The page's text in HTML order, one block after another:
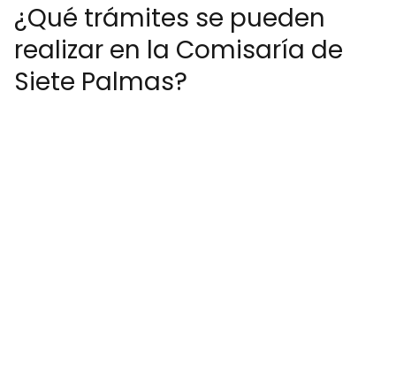
¿Qué trámites se pueden
realizar en la Comisaría de
Siete Palmas?